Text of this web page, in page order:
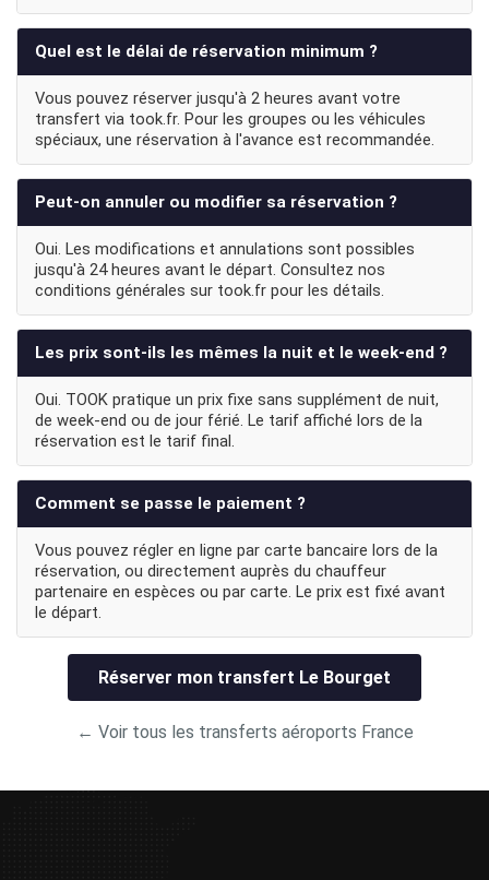
Quel est le délai de réservation minimum ?
Vous pouvez réserver jusqu'à 2 heures avant votre
transfert via took.fr. Pour les groupes ou les véhicules
spéciaux, une réservation à l'avance est recommandée.
Peut-on annuler ou modifier sa réservation ?
Oui. Les modifications et annulations sont possibles
jusqu'à 24 heures avant le départ. Consultez nos
conditions générales sur took.fr pour les détails.
Les prix sont-ils les mêmes la nuit et le week-end ?
Oui. TOOK pratique un prix fixe sans supplément de nuit,
de week-end ou de jour férié. Le tarif affiché lors de la
réservation est le tarif final.
Comment se passe le paiement ?
Vous pouvez régler en ligne par carte bancaire lors de la
réservation, ou directement auprès du chauffeur
partenaire en espèces ou par carte. Le prix est fixé avant
le départ.
Réserver mon transfert Le Bourget
← Voir tous les transferts aéroports France